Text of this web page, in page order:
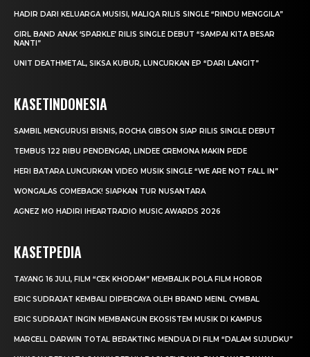
HADIR DARI KELUARGA MUSISI, MALIQA RILIS SINGLE “RINDU MENGGILA”
GIRL BAND ANAK ‘SPARKLE’ RILIS SINGLE DEBUT “SAMPAI KITA BESAR
NANTI”
UNIT DEATHMETAL, SIKSA KUBUR, LUNCURKAN EP “DARI LANGIT”
KASETINDONESIA
SAMBIL MENGURUSI BISNIS, ROCHA GIBSON SIAP RILIS SINGLE DEBUT
TEMBUS 122 RIBU PENDENGAR, LINDEE CREMONA MAKIN PEDE
HERI BATARA LUNCURKAN VIDEO MUSIK SINGLE “WE ARE NOT FALL IN”
WONGALAS COMEBACK! SIAPKAN TUR NUSANTARA
AGNEZ MO HADIRI IHEARTRADIO MUSIC AWARDS 2026
KASETPEDIA
TAYANG 16 JULI, FILM “CEK KHODAM” MEMBALIK POLA FILM HOROR
ERIC SUDRAJAT KEMBALI DIPERCAYA OLEH BRAND MEINL CYMBAL
ERIC SUDRAJAT INGIN MEMBANGUN EKOSISTEM MUSIK DI KAMPUS
MARCELL DARWIN TOTAL BERAKTING MENDUA DI FILM “DALAM SUJUDKU”